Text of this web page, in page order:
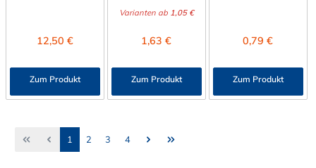
Regulärer Preis:
12,50 €
Zum Produkt
Varianten ab1,05 €
Regulärer Preis:
1,63 €
Zum Produkt
Regulärer Preis:
0,79 €
Zum Produkt
Seite
1 Seite
2 Seite
3 Seite
4